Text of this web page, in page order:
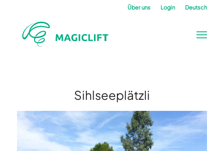
Über uns Login Deutsch
Sihlseeplätzli